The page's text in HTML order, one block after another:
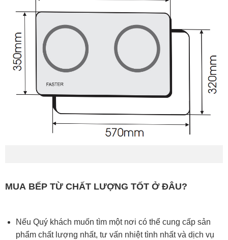
MUA BẾP TỪCHẤT LƯỢNG TỐT Ở ĐÂU?
Nếu Quý khách muốn tìm một nơi có thể cung cấp sản
phẩm chất lượng nhất, tư vấn nhiệt tình nhất và dịch vụ